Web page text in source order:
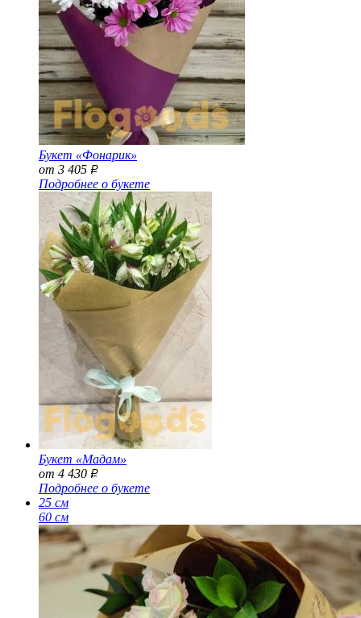
Букет «Фонарик»
от 3 405 Р
Подробнее о букете
Букет «Мадам»
от 4 430 Р
Подробнее о букете
25 см
60 см